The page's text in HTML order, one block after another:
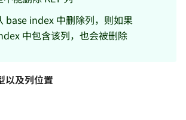
base index 中删除列，则如果
中包含该列，也会被删除
以及列位置